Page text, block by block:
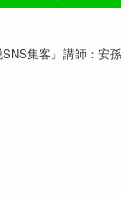
SNS集客』講師：安